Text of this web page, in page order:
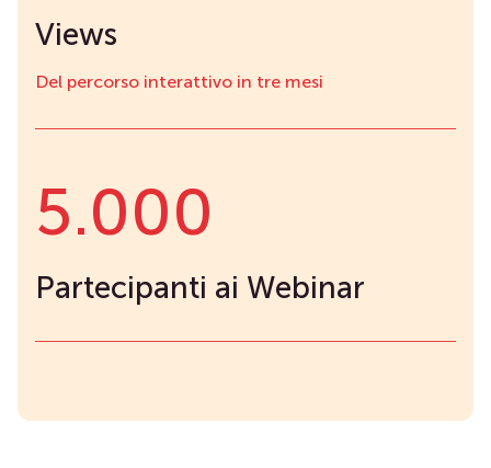
Views
Del percorso interattivo in tre mesi
5.000
Partecipanti ai Webinar